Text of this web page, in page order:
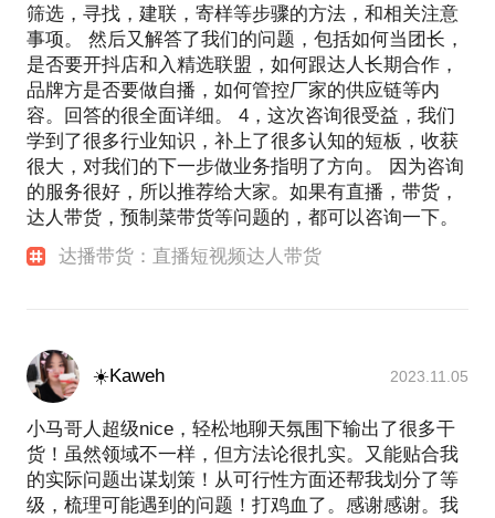
筛选，寻找，建联，寄样等步骤的方法，和相关注意
事项。 然后又解答了我们的问题，包括如何当团长，
是否要开抖店和入精选联盟，如何跟达人长期合作，
品牌方是否要做自播，如何管控厂家的供应链等内
容。回答的很全面详细。 4，这次咨询很受益，我们
学到了很多行业知识，补上了很多认知的短板，收获
很大，对我们的下一步做业务指明了方向。 因为咨询
的服务很好，所以推荐给大家。如果有直播，带货，
达人带货，预制菜带货等问题的，都可以咨询一下。
达播带货：直播短视频达人带货
☀️Kaweh 2023.11.05
小马哥人超级nice，轻松地聊天氛围下输出了很多干
货！虽然领域不一样，但方法论很扎实。又能贴合我
的实际问题出谋划策！从可行性方面还帮我划分了等
级，梳理可能遇到的问题！打鸡血了。感谢感谢。我